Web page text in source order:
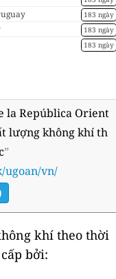
183 ngày
183 ngày
183 ngày
la República Orient
lượng không khí th
”
ugoan/vn/
khí theo thời
bởi: